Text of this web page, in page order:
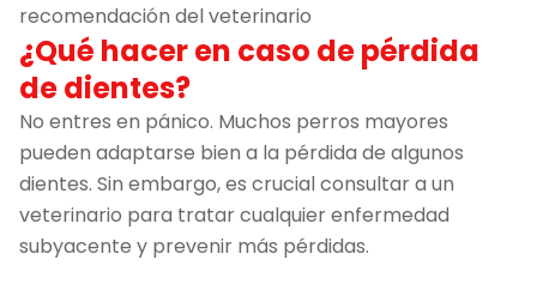
recomendación del veterinario
¿Qué hacer en caso de pérdida
de dientes?
No entres en pánico. Muchos perros mayores
pueden adaptarse bien a la pérdida de algunos
dientes. Sin embargo, es crucial consultar a un
veterinario para tratar cualquier enfermedad
subyacente y prevenir más pérdidas.